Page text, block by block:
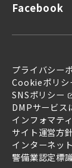
問い
Facebook
プライバシー
Cookieポリシ
SNSポリシー
DMPサービス
インフォマテ
サイト運営方針
インターネッ
警備業認定標